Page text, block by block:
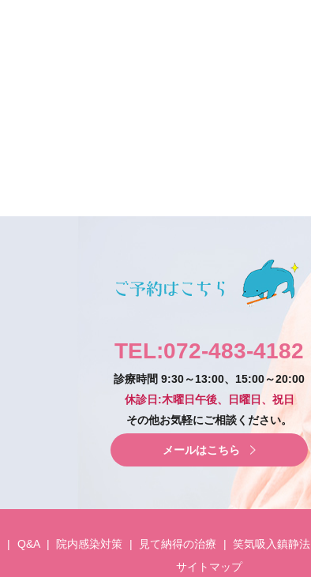
TEL:072-483-4182
診療時間 9:30～13:00、15:00～20:00
休診日:木曜日午後、日曜日、祝日
その他お気軽にご相談ください。
メールはこちら
Q&A 院内感染対策 見て納得の治療 笑気吸入鎮静法
サイトマップ